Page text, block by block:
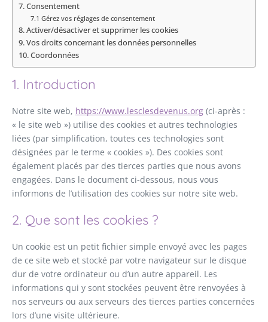
7. Consentement
7.1 Gérez vos réglages de consentement
8. Activer/désactiver et supprimer les cookies
9. Vos droits concernant les données personnelles
10. Coordonnées
1. Introduction
Notre site web, https://www.lesclesdevenus.org (ci-après :
« le site web ») utilise des cookies et autres technologies
liées (par simplification, toutes ces technologies sont
désignées par le terme « cookies »). Des cookies sont
également placés par des tierces parties que nous avons
engagées. Dans le document ci-dessous, nous vous
informons de l’utilisation des cookies sur notre site web.
2. Que sont les cookies ?
Un cookie est un petit fichier simple envoyé avec les pages
de ce site web et stocké par votre navigateur sur le disque
dur de votre ordinateur ou d’un autre appareil. Les
informations qui y sont stockées peuvent être renvoyées à
nos serveurs ou aux serveurs des tierces parties concernées
lors d’une visite ultérieure.